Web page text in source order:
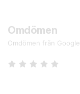
Omdömen
Omdömen från Google